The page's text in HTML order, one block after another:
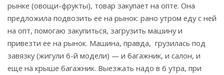
рынке (овощи-фрукты), товар закупает на опте. Она
предложила подвозить ее на рынок: рано утром еду с ней
на опт, помогаю закупиться, загрузить машину и
привезти ее на рынок. Машина, правда, грузилась под
завязку (жигули 6-й модели) — и багажник, и салон, и
еще на крыше багажник. Выезжать надо в 6 утра, при